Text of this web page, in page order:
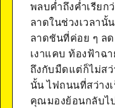
พลบค่ำถึงค่ำเรียก
ลาดในช่วงเวลานั้
ลาดชันที่ค่อย ๆ ล
เงาแคบ ท้องฟ้าฉ
ถึงกับมืดแต่ก็ไม่สว่
นั้น ไฟถนนที่สว่าง
คุณมองย้อนกลับไ